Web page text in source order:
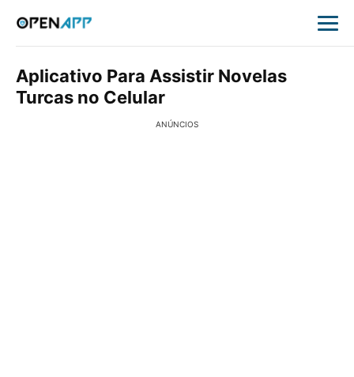
Aplicativo Para Assistir Novelas
Turcas no Celular
ANÚNCIOS